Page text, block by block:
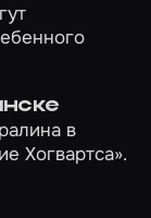
в
Хогвартса».